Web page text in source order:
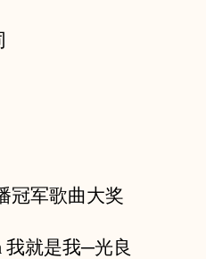
军歌曲大奖
就是我─光良